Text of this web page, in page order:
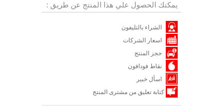
يمكنك الحصول علي هذا المنتج عن طريق :
الشراء بالتليفون
اسعار الشركات
حجز المنتج
نقاط فودافون
اسأل خبير
كتابة تعليق من مشترى المنتج